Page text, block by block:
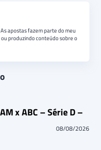
apostas fazem parte do meu
produzindo conteúdo sobre o
x ABC – Série D –
08/08/2026